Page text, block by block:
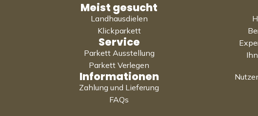
Meist gesucht
Landhausdielen
Klickparkett
Service
Parkett Ausstellung
Parkett Verlegen
Informationen
Zahlung und Lieferung
FAQs